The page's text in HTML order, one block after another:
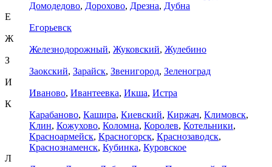
Домодедово, Дорохово, Дрезна, Дубна
Е
Егорьевск
Ж
Железнодорожный, Жуковский, Жулебино
З
Заокский, Зарайск, Звенигород, Зеленоград
И
Иваново, Ивантеевка, Икша, Истра
К
Карабаново, Кашира, Киевский, Киржач, Климовск,
Клин, Кожухово, Коломна, Королев, Котельники,
Красноармейск, Красногорск, Краснозаводск,
Краснознаменск, Кубинка, Куровское
Л